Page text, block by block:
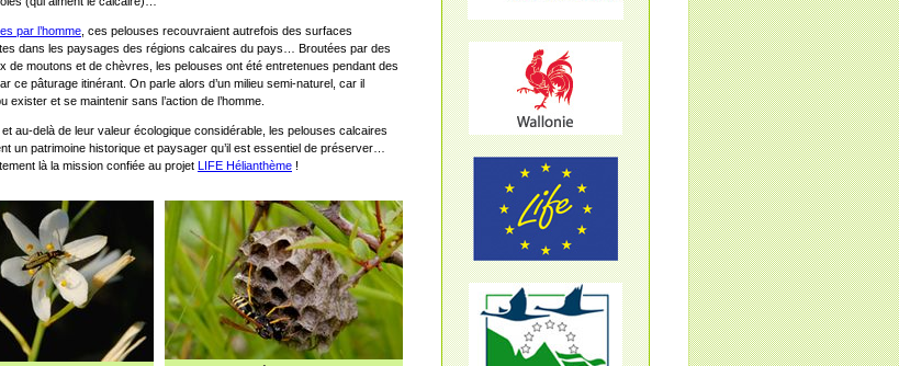
par l’homme , ces pelouses recouvraient autrefois des surfaces
dans les paysages des régions calcaires du pays… Broutées par des
de moutons et de chèvres, les pelouses ont été entretenues pendant des
ce pâturage itinérant. On parle alors d’un milieu semi-naturel, car il
exister et se maintenir sans l’action de l’homme.
et au-delà de leur valeur écologique considérable, les pelouses calcaires
un patrimoine historique et paysager qu’il est essentiel de préserver…
là la mission confiée au projet
LIFE Hélianthème !